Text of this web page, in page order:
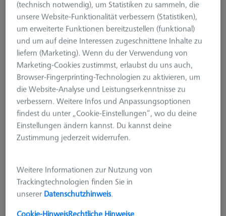
PALETTENSYSTEME
OmniFix CT Tomostage magnet
pallet Ø100
626140-9400-022
(technisch notwendig), um Statistiken zu sammeln, die
unsere Website-Funktionalität verbessern (Statistiken),
um erweiterte Funktionen bereitzustellen (funktional)
und um auf deine Interessen zugeschnittene Inhalte zu
liefern (Marketing). Wenn du der Verwendung von
Marketing-Cookies zustimmst, erlaubst du uns auch,
Browser-Fingerprinting-Technologien zu aktivieren, um
die Website-Analyse und Leistungserkenntnisse zu
verbessern. Weitere Infos und Anpassungsoptionen
findest du unter „Cookie-Einstellungen“, wo du deine
Einstellungen ändern kannst. Du kannst deine
Zustimmung jederzeit widerrufen.
Weitere Informationen zur Nutzung von
Trackingtechnologien finden Sie in
unserer Datenschutzhinweis.
Cookie-HinweisRechtliche Hinweise